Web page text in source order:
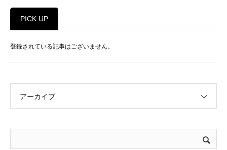
PICK UP
登録されている記事はございません。
アーカイブ